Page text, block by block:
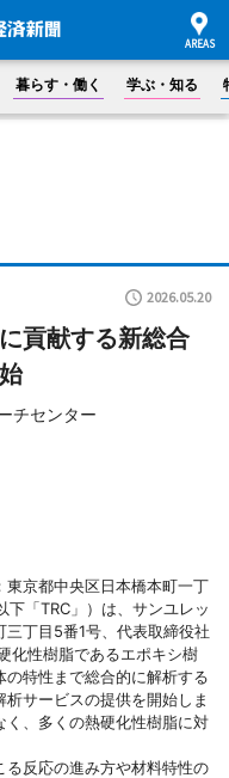
暮らす・働く 学ぶ・知る
2026.05.20
貢献する新総合
チセンター
京都中央区日本橋本町一丁
「TRC」）は、サンユレッ
丁目5番1号、代表取締役社
化性樹脂であるエポキシ樹
特性まで総合的に解析する
サービスの提供を開始しま
く、多くの熱硬化性樹脂に対
反応の進み方や材料特性の